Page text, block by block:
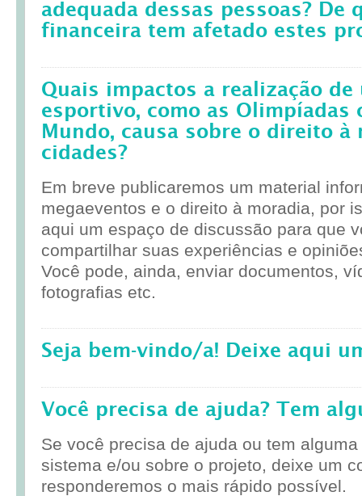
adequada dessas pessoas? De
financeira tem afetado estes
Quais impactos a realização de
esportivo, como as Olimpíadas
Mundo, causa sobre o direito à
cidades?
Em breve publicaremos um material
megaeventos e o direito à moradia, por
aqui um espaço de discussão para que
compartilhar suas experiências e
Você pode, ainda, enviar documentos,
fotografias etc.
Seja bem-vindo/a! Deixe aqui
Você precisa de ajuda? Tem
Se você precisa de ajuda ou tem
sistema e/ou sobre o projeto, deixe um
responderemos o mais rápido possível.